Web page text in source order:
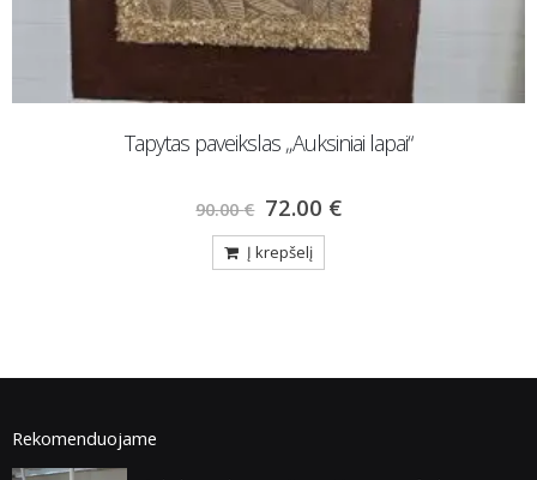
Tapytas paveikslas „Auksiniai lapai“
90.00€ 72.00 €
Į krepšelį
Rekomenduojame